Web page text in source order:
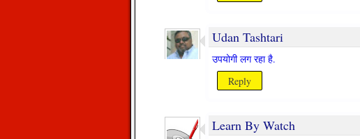
Udan Tashtari
उपयोगी लग रहा है.
Reply
Learn By Watch